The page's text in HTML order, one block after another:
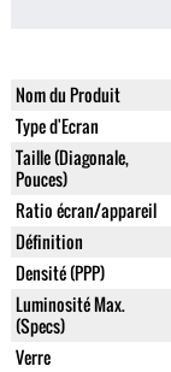
Nom du Produit
Type d'Ecran
Taille (Diagonale,
Pouces)
Ratio écran/appareil
Définition
Densité (PPP)
Luminosité Max.
(Specs)
Verre